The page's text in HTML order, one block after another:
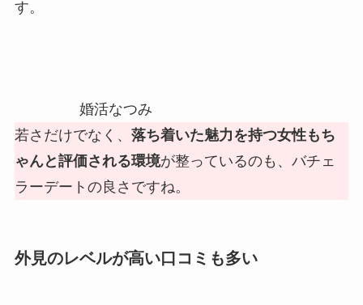
す。
婚活なつみ
若さだけでなく、 落ち着いた魅力を持つ女性もち
ゃんと評価される環境が整っているのも、バチェ
ラーデートの良さですね。
外見のレベルが高い口コミも多い